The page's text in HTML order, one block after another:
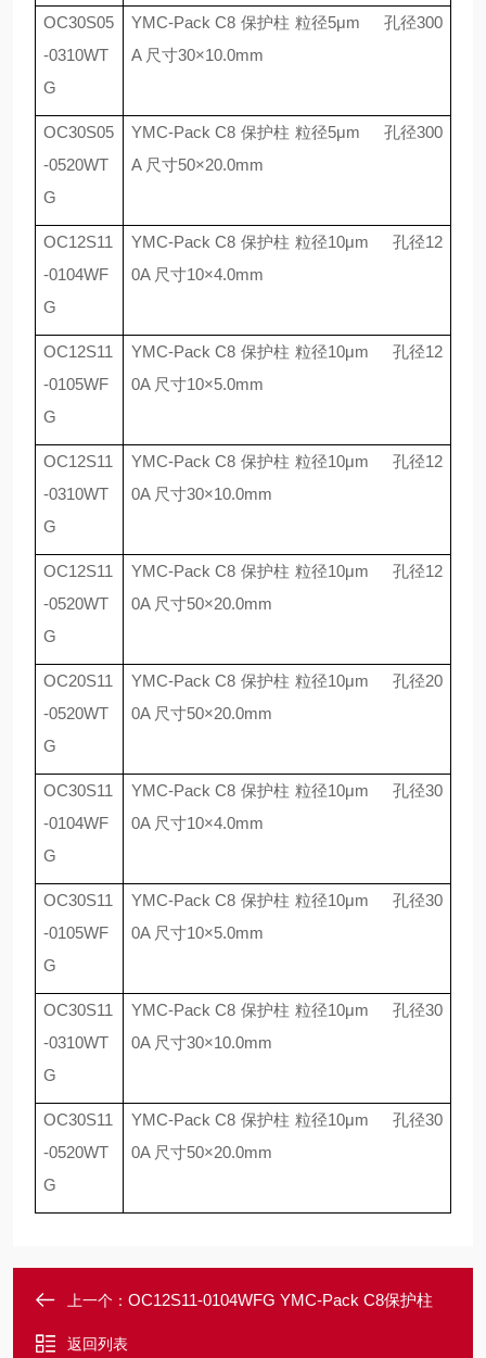
OC30S05
-0310WT
G
YMC-Pack C8 保护柱 粒径5μm 孔径300
A 尺寸30×10.0mm
OC30S05
-0520WT
G
YMC-Pack C8 保护柱 粒径5μm 孔径300
A 尺寸50×20.0mm
OC12S11
-0104WF
G
YMC-Pack C8 保护柱 粒径10μm 孔径12
0A 尺寸10×4.0mm
OC12S11
-0105WF
G
YMC-Pack C8 保护柱 粒径10μm 孔径12
0A 尺寸10×5.0mm
OC12S11
-0310WT
G
YMC-Pack C8 保护柱 粒径10μm 孔径12
0A 尺寸30×10.0mm
OC12S11
-0520WT
G
YMC-Pack C8 保护柱 粒径10μm 孔径12
0A 尺寸50×20.0mm
OC20S11
-0520WT
G
YMC-Pack C8 保护柱 粒径10μm 孔径20
0A 尺寸50×20.0mm
OC30S11
-0104WF
G
YMC-Pack C8 保护柱 粒径10μm 孔径30
0A 尺寸10×4.0mm
OC30S11
-0105WF
G
YMC-Pack C8 保护柱 粒径10μm 孔径30
0A 尺寸10×5.0mm
OC30S11
-0310WT
G
YMC-Pack C8 保护柱 粒径10μm 孔径30
0A 尺寸30×10.0mm
OC30S11
-0520WT
G
YMC-Pack C8 保护柱 粒径10μm 孔径30
0A 尺寸50×20.0mm
上一个： OC12S11-0104WFG YMC-Pack C8保护柱
返回列表